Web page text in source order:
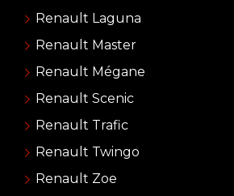
Renault Laguna
Renault Master
Renault Mégane
Renault Scenic
Renault Trafic
Renault Twingo
Renault Zoe